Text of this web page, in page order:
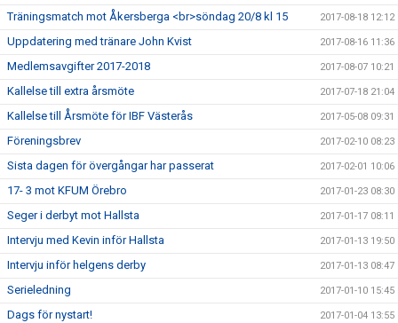
Träningsmatch mot Åkersberga <br>söndag 20/8 kl 15 2017-08-18 12:12
Uppdatering med tränare John Kvist 2017-08-16 11:36
Medlemsavgifter 2017-2018 2017-08-07 10:21
Kallelse till extra årsmöte 2017-07-18 21:04
Kallelse till Årsmöte för IBF Västerås 2017-05-08 09:31
Föreningsbrev 2017-02-10 08:23
Sista dagen för övergångar har passerat 2017-02-01 10:06
17- 3 mot KFUM Örebro 2017-01-23 08:30
Seger i derbyt mot Hallsta 2017-01-17 08:11
Intervju med Kevin inför Hallsta 2017-01-13 19:50
Intervju inför helgens derby 2017-01-13 08:47
Serieledning 2017-01-10 15:45
Dags för nystart! 2017-01-04 13:55